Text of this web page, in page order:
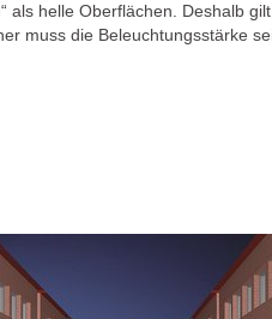
als helle Oberflächen. Deshalb
muss die Beleuchtungsstärke